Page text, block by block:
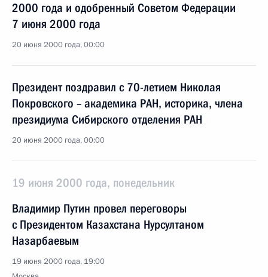
2000 года и одобренный Советом Федерации
7 июня 2000 года
20 июня 2000 года, 00:00
Президент поздравил с 70-летием Николая
Покровского – академика РАН, историка, члена
президиума Сибирского отделения РАН
20 июня 2000 года, 00:00
19 июня 2000 года, понедельник
Владимир Путин провел переговоры
с Президентом Казахстана Нурсултаном
Назарбаевым
19 июня 2000 года, 19:00